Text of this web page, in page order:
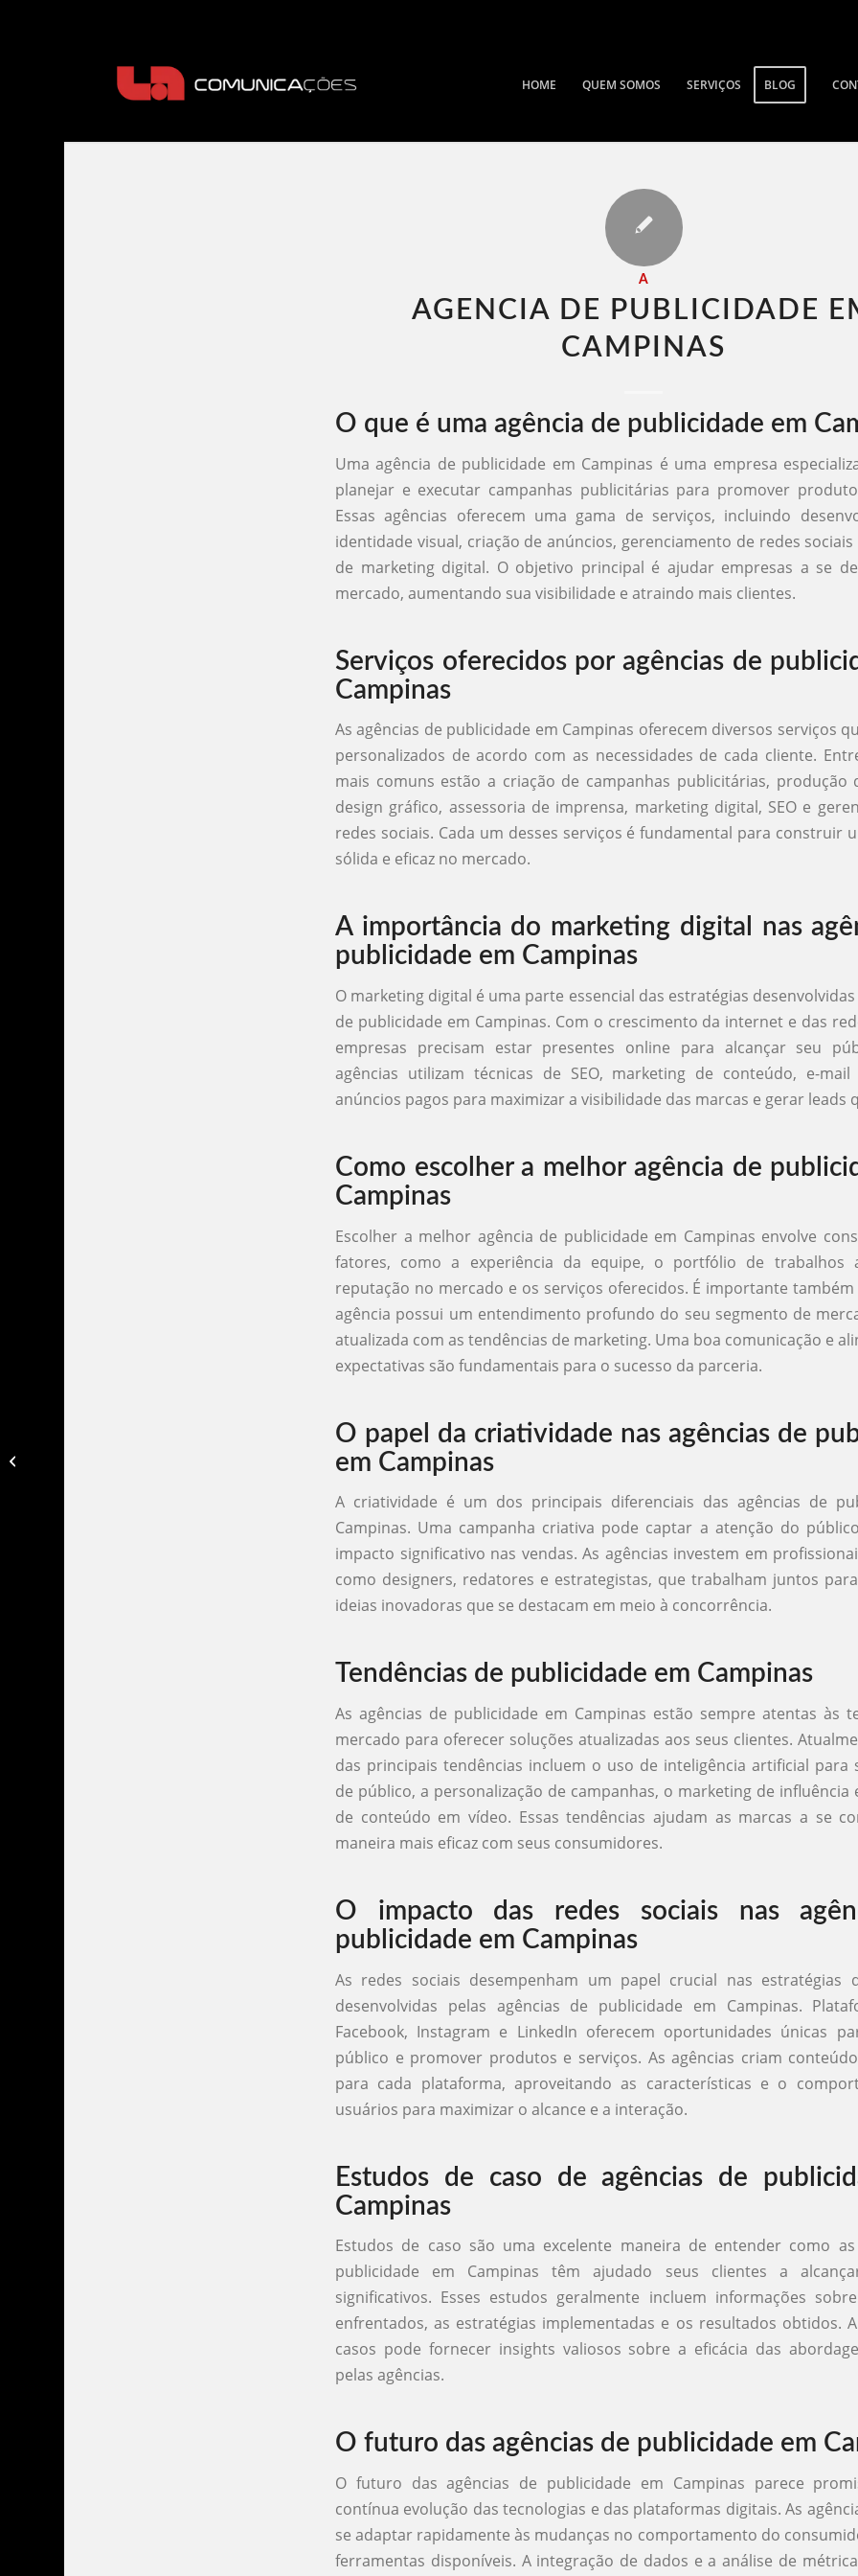
HOME QUEM SOMOS SERVIÇOS BLOG
A
AGENCIA DE PUBLICIDADE
CAMPINAS​
O que é uma agência de publicidade em
Uma agência de publicidade em Campinas é uma empresa
planejar e executar campanhas publicitárias para promover
Essas agências oferecem uma gama de serviços, incluindo
identidade visual, criação de anúncios, gerenciamento de redes
de marketing digital. O objetivo principal é ajudar empresas a se
mercado, aumentando sua visibilidade e atraindo mais clientes.
Serviços oferecidos por agências de
Campinas
As agências de publicidade em Campinas oferecem diversos serviços
personalizados de acordo com as necessidades de cada cliente.
mais comuns estão a criação de campanhas publicitárias, produção
design gráfico, assessoria de imprensa, marketing digital, SEO e
redes sociais. Cada um desses serviços é fundamental para construir
sólida e eficaz no mercado.
A importância do marketing digital nas
publicidade em Campinas
O marketing digital é uma parte essencial das estratégias
de publicidade em Campinas. Com o crescimento da internet e das
empresas precisam estar presentes online para alcançar seu
agências utilizam técnicas de SEO, marketing de conteúdo, e-
anúncios pagos para maximizar a visibilidade das marcas e gerar leads
Como escolher a melhor agência de
Campinas
Escolher a melhor agência de publicidade em Campinas envolve
fatores, como a experiência da equipe, o portfólio de trabalhos
reputação no mercado e os serviços oferecidos. É importante também
agência possui um entendimento profundo do seu segmento de
atualizada com as tendências de marketing. Uma boa comunicação e
expectativas são fundamentais para o sucesso da parceria.
O papel da criatividade nas agências de
em Campinas
A criatividade é um dos principais diferenciais das agências de
Campinas. Uma campanha criativa pode captar a atenção do
impacto significativo nas vendas. As agências investem em
como designers, redatores e estrategistas, que trabalham juntos
ideias inovadoras que se destacam em meio à concorrência.
Tendências de publicidade em Campinas
As agências de publicidade em Campinas estão sempre atentas às
mercado para oferecer soluções atualizadas aos seus clientes.
das principais tendências incluem o uso de inteligência artificial para
de público, a personalização de campanhas, o marketing de influência
de conteúdo em vídeo. Essas tendências ajudam as marcas a se
maneira mais eficaz com seus consumidores.
O impacto das redes sociais nas
publicidade em Campinas
As redes sociais desempenham um papel crucial nas estratégias
desenvolvidas pelas agências de publicidade em Campinas.
Facebook, Instagram e LinkedIn oferecem oportunidades únicas
público e promover produtos e serviços. As agências criam
para cada plataforma, aproveitando as características e o
usuários para maximizar o alcance e a interação.
Estudos de caso de agências de
Campinas
Estudos de caso são uma excelente maneira de entender como as
publicidade em Campinas têm ajudado seus clientes a
significativos. Esses estudos geralmente incluem informações
enfrentados, as estratégias implementadas e os resultados obtidos.
casos pode fornecer insights valiosos sobre a eficácia das
pelas agências.
O futuro das agências de publicidade em
O futuro das agências de publicidade em Campinas parece
contínua evolução das tecnologias e das plataformas digitais. As
se adaptar rapidamente às mudanças no comportamento do
ferramentas disponíveis. A integração de dados e a análise de